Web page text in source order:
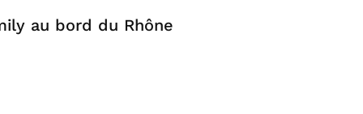
au bord du Rhône